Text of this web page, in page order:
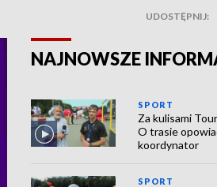
UDOSTĘPNIJ:
NAJNOWSZE
SPORT
Za kulisami
O trasie
koordynator
SPORT